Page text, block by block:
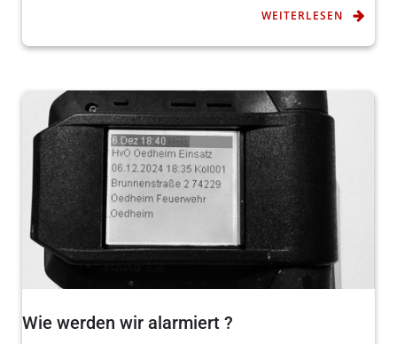
WEITERLESEN
Wie werden wir alarmiert ?